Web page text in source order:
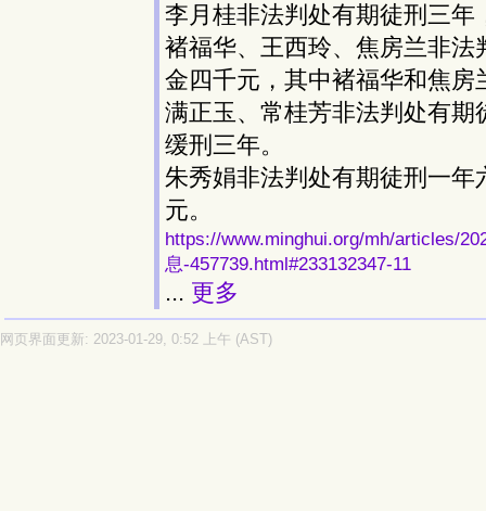
李月桂非法判处有期徒刑三
褚福华、王西玲、焦房兰非
金四千元，其中褚福华和焦房
满正玉、常桂芳非法判处有
缓刑三年。
朱秀娟非法判处有期徒刑一
元。
https://www.minghui.org/mh/articles/
息-457739.html#233132347-11
... 更多
网页界面更新: 2023-01-29, 0:52 上午 (AST)